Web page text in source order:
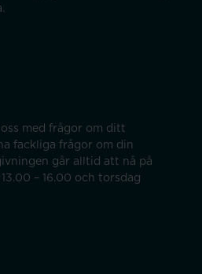
med frågor om ditt
fackliga frågor om din
går alltid att nå på
– 16.00 och torsdag